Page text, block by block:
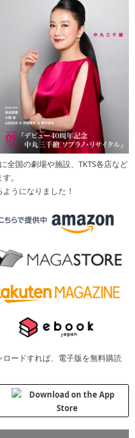
全国の劇場や施設、TKTS各店など
。
うになりました！
ードすれば、電子版を無料購読